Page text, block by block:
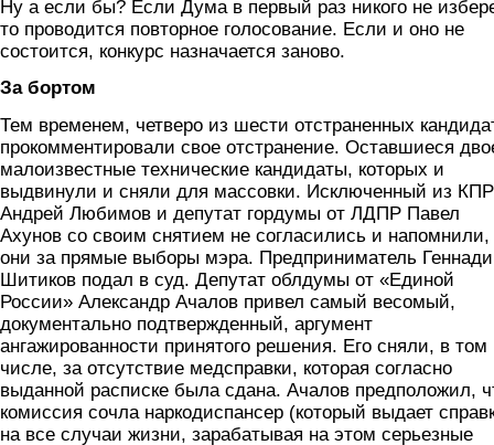
Ну а если бы? Если Дума в первый раз никого не
то проводится повторное голосование. Если и оно не
состоится, конкурс назначается заново.
За бортом
Тем временем, четверо из шести отстраненных
прокомментировали свое отстранение. Оставшиеся
малоизвестные технические кандидаты, которых и
выдвинули и сняли для массовки. Исключенный из
Андрей Любимов и депутат гордумы от ЛДПР Павел
Ахунов со своим снятием не согласились и напомнили,
они за прямые выборы мэра. Предприниматель
Шитиков подал в суд. Депутат облдумы от «Единой
России» Александр Ачалов привел самый весомый,
документально подтвержденный, аргумент
ангажированности принятого решения. Его сняли, в том
числе, за отсутствие медсправки, которая согласно
выданной расписке была сдана. Ачалов предположил,
комиссия сочла наркодиспансер (который выдает
на все случаи жизни, зарабатывая на этом серьезные